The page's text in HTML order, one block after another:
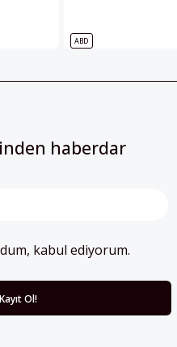
ABD
haberdar
kabul ediyorum.